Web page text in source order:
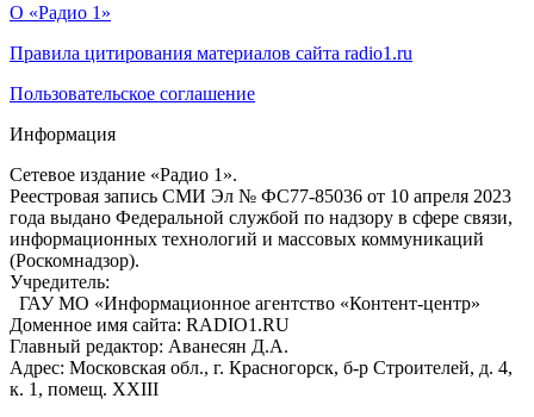
О «Радио 1»
Правила цитирования материалов сайта radio1.ru
Пользовательское соглашение
Информация
Сетевое издание «Радио 1».
Реестровая запись СМИ Эл № ФС77-85036 от 10 апреля 2023
года выдано Федеральной службой по надзору в сфере связи,
информационных технологий и массовых коммуникаций
(Роскомнадзор).
Учредитель:
ГАУ МО «Информационное агентство «Контент-центр»
Доменное имя сайта: RADIO1.RU
Главный редактор: Аванесян Д.А.
Адрес: Московская обл., г. Красногорск, б-р Строителей, д. 4,
к. 1, помещ. XXIII